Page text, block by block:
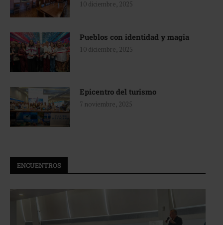
10 diciembre, 2025
Pueblos con identidad y magia
10 diciembre, 2025
Epicentro del turismo
7 noviembre, 2025
ENCUENTROS